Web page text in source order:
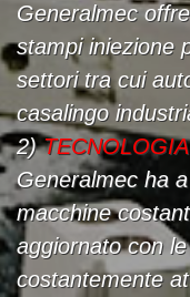
Generalmec
stampi iniezione
settori tra cui
casalingo
2)
Generalmec ha
macchine
aggiornato con
costantemente